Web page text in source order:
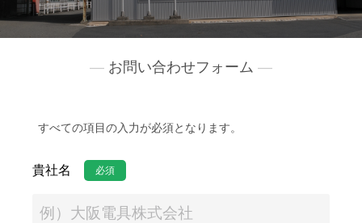
お問い合わせフォーム
すべての項目の入力が必須となります。
貴社名 必須